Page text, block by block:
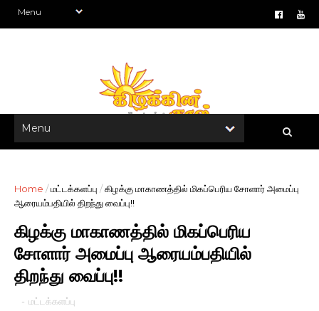
Home /மட்டக்களப்பு /கிழக்கு மாகாணத்தில் மிகப்பெரிய சோளார் அமைப்பு
ஆரையம்பதியில் திறந்து வைப்பு!!
கிழக்கு மாகாணத்தில் மிகப்பெரிய
சோளார் அமைப்பு ஆரையம்பதியில்
திறந்து வைப்பு!!
- மட்டக்களப்பு